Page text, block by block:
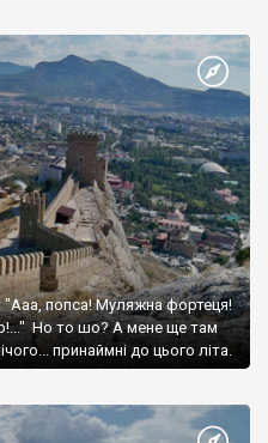
"Ааа, попса! Муляжна фортеця!
Но то шо? А мене ще там
принаймні до цього літа.